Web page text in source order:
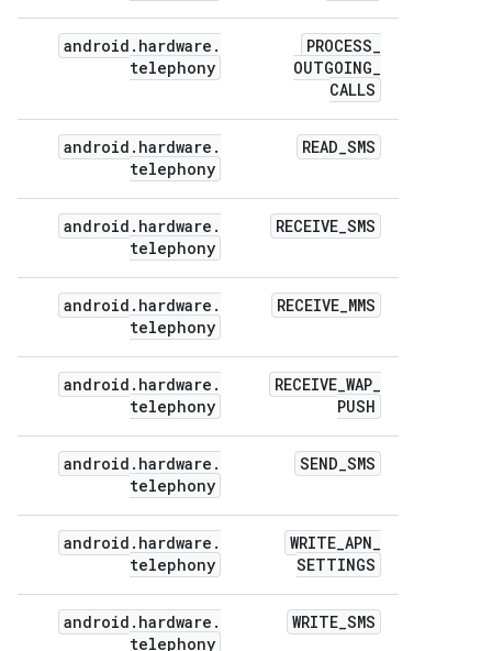
PROCESS_
OUTGOING_
CALLS
android . hardware .
telephony
READ_SMS
android . hardware .
telephony
RECEIVE_SMS
android . hardware .
telephony
RECEIVE_MMS
android . hardware .
telephony
RECEIVE_WAP_
PUSH
android . hardware .
telephony
SEND_SMS
android . hardware .
telephony
WRITE_APN_
SETTINGS
android . hardware .
telephony
WRITE_SMS
android . hardware .
telephony